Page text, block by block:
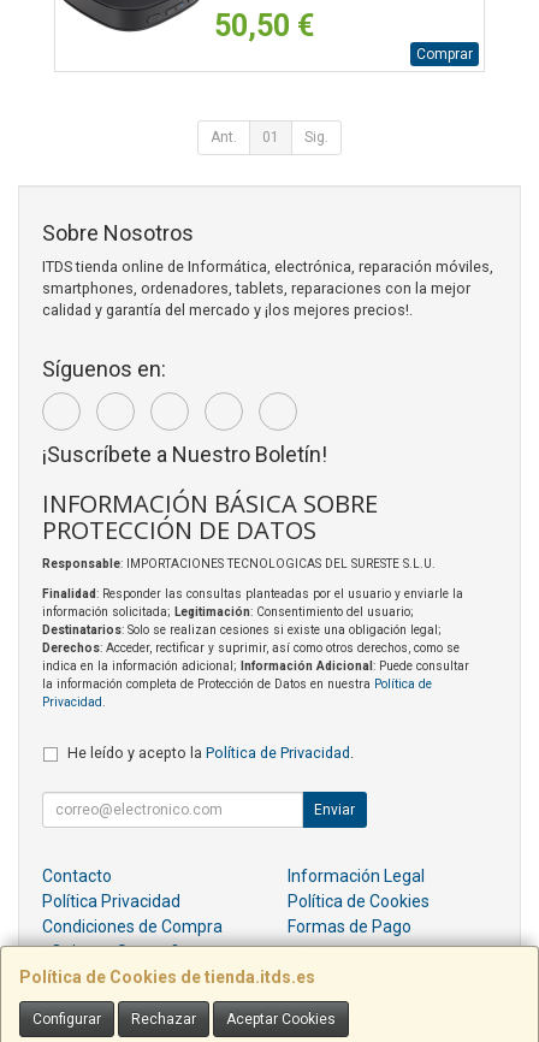
50,50 €
Comprar
Ant. 01 Sig.
Política de Cookies de tienda.itds.es
Configurar Rechazar Aceptar Cookies
Sobre Nosotros
ITDS tienda online de Informática, electrónica, reparación móviles,
smartphones, ordenadores, tablets, reparaciones con la mejor
calidad y garantía del mercado y ¡los mejores precios!.
Síguenos en:
¡Suscríbete a Nuestro Boletín!
INFORMACIÓN BÁSICA SOBRE
PROTECCIÓN DE DATOS
Responsable: IMPORTACIONES TECNOLOGICAS DEL SURESTE S.L.U.
Finalidad: Responder las consultas planteadas por el usuario y enviarle la
información solicitada; Legitimación: Consentimiento del usuario;
Destinatarios: Solo se realizan cesiones si existe una obligación legal;
Derechos: Acceder, rectificar y suprimir, así como otros derechos, como se
indica en la información adicional;
Información Adicional : Puede consultar
la información completa de Protección de Datos en nuestra Política de
Privacidad
He leído y acepto la Política de Privacidad .
Enviar
Contacto
Información Legal
Política Privacidad
Política de Cookies
Condiciones de Compra
Formas de Pago
¿Quienes Somos?
Contacto